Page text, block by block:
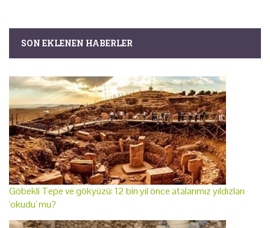
SON EKLENEN HABERLER
Göbekli Tepe ve gökyüzü: 12 bin yıl önce atalarımız yıldızları
'okudu' mu?